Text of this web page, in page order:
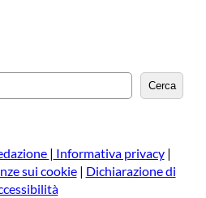
e
a
Cerca
| Informativa privacy|
sui cookie| Dichiarazione di